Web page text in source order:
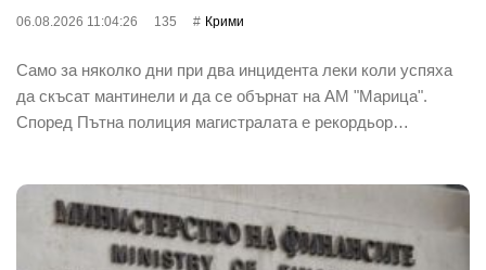
06.08.2026 11:04:26 135 Крими
Само за няколко дни при два инцидента леки коли успяха
да скъсат мантинели и да се обърнат на АМ "Марица".
Според Пътна полиция магистралата е рекордьор…